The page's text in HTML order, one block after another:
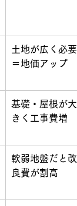
土地が広く必要
＝地価アップ
基礎・屋根が大
きく工事費増
軟弱地盤だと改
良費が割高